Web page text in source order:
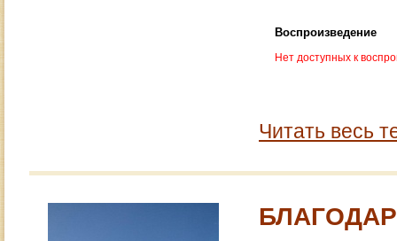
Воспроизведение
Нет доступных к
Читать весь